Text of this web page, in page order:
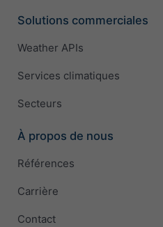
Solutions commerciales
Weather APIs
Services climatiques
Secteurs
À propos de nous
Références
Carrière
Contact